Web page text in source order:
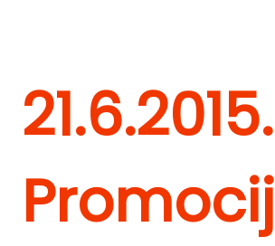
21.6.2015.